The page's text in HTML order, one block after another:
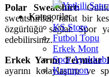
Polar Sweatshirt:
sweatshirtler, rahat bir
özgürlüğü sağlar. Spor
edebilirsiniz.
Erkek Yarım Fermuar
ayarını kolaylaştırır ve
Yetkili
Kategoriler
KS Store
Futbol Topu
Erkek Mont
Spor Ayakkabı
Krampon